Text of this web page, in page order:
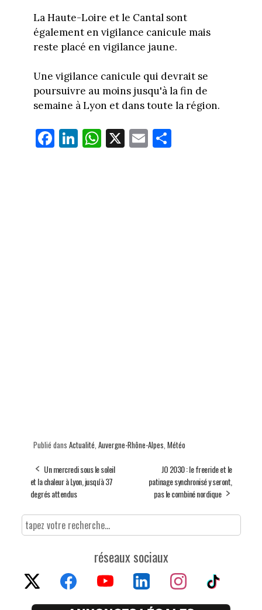
La Haute-Loire et le Cantal sont
également en vigilance canicule mais
reste placé en vigilance jaune.
Une vigilance canicule qui devrait se
poursuivre au moins jusqu'à la fin de
semaine à Lyon et dans toute la région.
Fa
ce
Li
nk
W
ha
X E
m
Pa
rt
Publié dans Actualité Auvergne-Rhône-Alpes Météo
Un mercredi sous le soleil
et la chaleur à Lyon, jusqu'à 37
degrés attendus
JO 2030 : le freeride et le
patinage synchronisé y seront,
pas le combiné nordique
réseaux sociaux